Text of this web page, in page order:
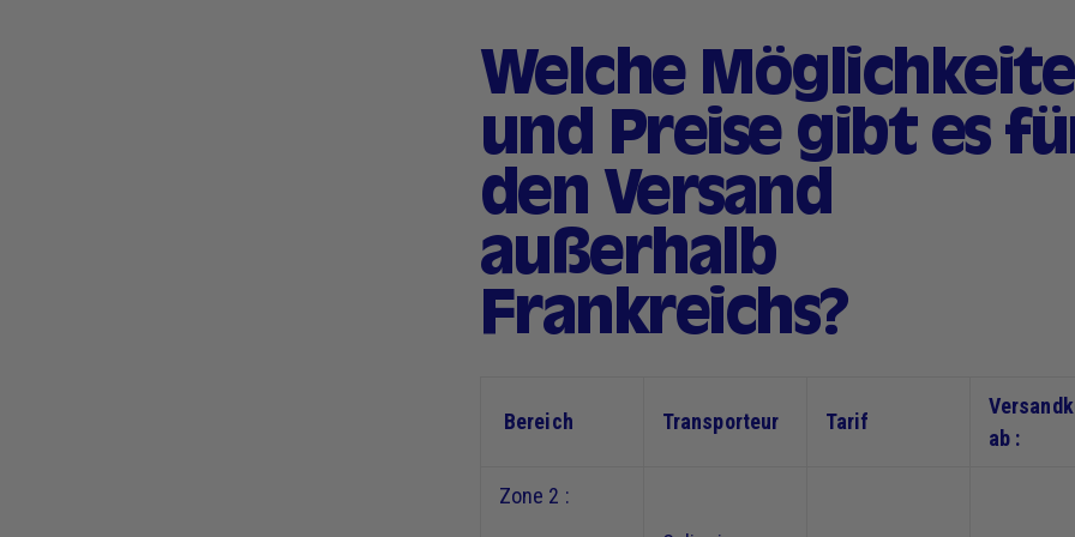
Welche
und Preise gibt es
den Versand
außerhalb
Frankreichs?
Bereich Transporteur Tarif
ab :
Zone 2 :